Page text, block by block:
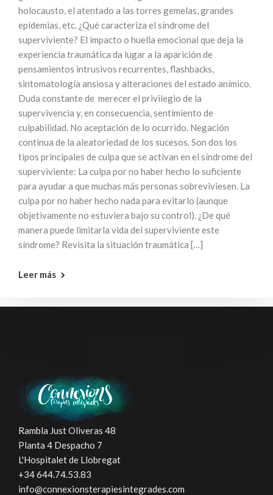
holocausto, el atentado a las torres gemelas, grandes
epidemias, etc. ¿Qué caracteriza el síndrome del
superviviente? El impacto o huella emocional que deja la
experiencia traumática da lugar a la aparición de
pensamientos intrusivos recurrentes, flashbacks,
sintomatología ansiosa y alteraciones del estado anímico.
Duda constante de merecer el privilegio de la
supervivencia y, en consecuencia, sentimiento de
culpabilidad. No aceptación de lo ocurrido. Negación
continua de la aleatoriedad de los sucesos. Son dos los
tipos principales de culpa que se activan en el síndrome del
superviviente: La culpa por no haber hecho lo suficiente
para ayudar a que muchas más personas sobreviviesen. La
culpa por no haber hecho nada para evitarlo (aunque
objetivamente no estuviera bajo su control). ¿De qué
manera puede limitarla vida del superviviente este
síndrome? Revisita la situación traumática […]
Leer más
Rambla Just Oliveras 48
Planta 4 Despacho 7
L'Hospitalet de Llobregat
+34 644.74.53.83
info@connexionsterapiesintegrades.com